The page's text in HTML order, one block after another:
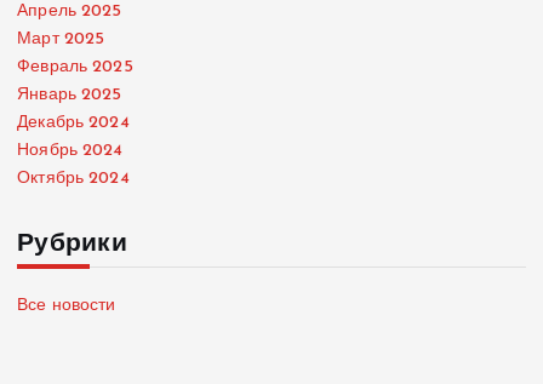
Апрель 2025
Март 2025
Февраль 2025
Январь 2025
Декабрь 2024
Ноябрь 2024
Октябрь 2024
Рубрики
Все новости